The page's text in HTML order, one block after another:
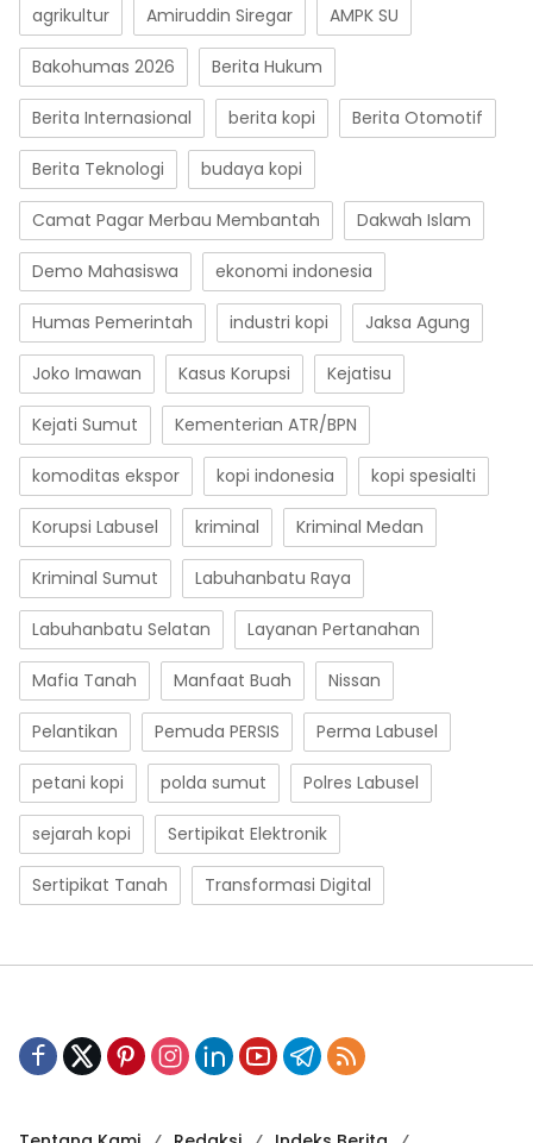
agrikultur Amiruddin Siregar AMPK SU
Bakohumas 2026 Berita Hukum
Berita Internasional berita kopi Berita Otomotif
Berita Teknologi budaya kopi
Camat Pagar Merbau Membantah Dakwah Islam
Demo Mahasiswa ekonomi indonesia
Humas Pemerintah industri kopi Jaksa Agung
Joko Imawan Kasus Korupsi Kejatisu
Kejati Sumut Kementerian ATR/BPN
komoditas ekspor kopi indonesia kopi spesialti
Korupsi Labusel kriminal Kriminal Medan
Kriminal Sumut Labuhanbatu Raya
Labuhanbatu Selatan Layanan Pertanahan
Mafia Tanah Manfaat Buah Nissan
Pelantikan Pemuda PERSIS Perma Labusel
petani kopi polda sumut Polres Labusel
sejarah kopi Sertipikat Elektronik
Sertipikat Tanah Transformasi Digital